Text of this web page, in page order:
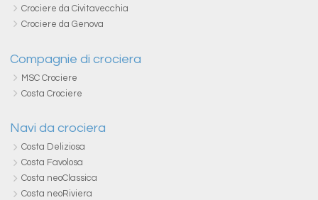
Crociere da Civitavecchia
Crociere da Genova
Compagnie di crociera
MSC Crociere
Costa Crociere
Navi da crociera
Costa Deliziosa
Costa Favolosa
Costa neoClassica
Costa neoRiviera